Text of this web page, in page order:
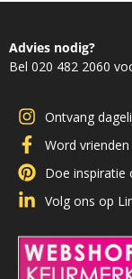
Advies nodig?
Bel 020 482 2060
Ontvang
Word
Doe inspiratie
Volg ons op